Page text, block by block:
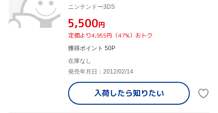
ニンテンドー3DS
¥5,500円
定価より4,955円（47%）おトク
獲得ポイント 50P
在庫なし
発売年月日：2012/02/14
入荷したら知りたい